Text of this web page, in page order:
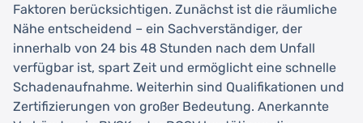
Faktoren berücksichtigen. Zunächst ist die räumliche
Nähe entscheidend – ein Sachverständiger, der
innerhalb von 24 bis 48 Stunden nach dem Unfall
verfügbar ist, spart Zeit und ermöglicht eine schnelle
Schadenaufnahme. Weiterhin sind Qualifikationen und
Zertifizierungen von großer Bedeutung. Anerkannte